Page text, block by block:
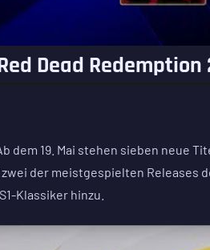
Dead Redemption
dem 19. Mai stehen sieben neue
der meistgespielten Releases
Klassiker hinzu.